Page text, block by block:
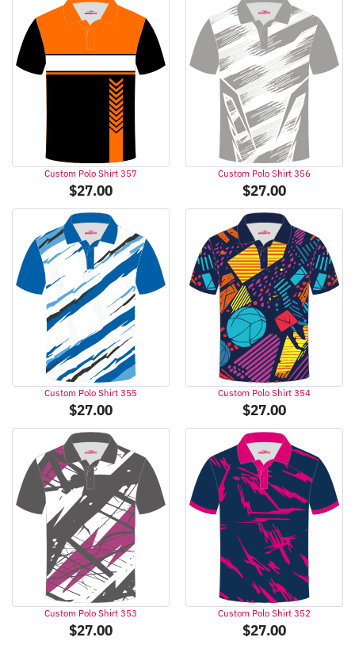
Custom Polo Shirt 357
$27.00
Custom Polo Shirt 356
$27.00
Custom Polo Shirt 355
$27.00
Custom Polo Shirt 354
$27.00
Custom Polo Shirt 353
$27.00
Custom Polo Shirt 352
$27.00